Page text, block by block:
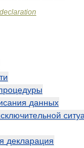
declaration
данных
декларация